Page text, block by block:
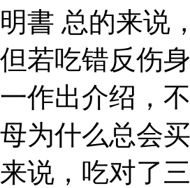
明書 总的来说
但若吃错反伤
一作出介绍，
母为什么总会
来说，吃对了